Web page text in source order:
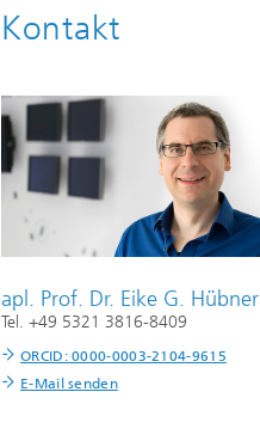
Kontakt
apl. Prof. Dr. Eike G. Hübner
Tel. +49 5321 3816-8409
ORCID: 0000-0003-2104-9615
E-Mail senden